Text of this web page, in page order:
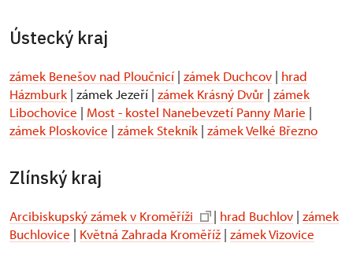
Ústecký kraj
zámek Benešov nad Ploučnicí | zámek Duchcov | hrad
Házmburk | zámek Jezeří | zámek Krásný Dvůr | zámek
Libochovice | Most - kostel Nanebevzetí Panny Marie |
zámek Ploskovice | zámek Stekník | zámek Velké Březno
Zlínský kraj
Arcibiskupský zámek v Kroměříži | hrad Buchlov | zámek
Buchlovice | Květná Zahrada Kroměříž | zámek Vizovice